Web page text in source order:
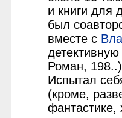
и книги для
был
вместе с
Роман,
Испытал
(кроме,